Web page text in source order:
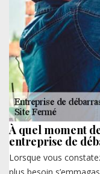
À quel moment
entreprise de
Lorsque vous
plus besoin